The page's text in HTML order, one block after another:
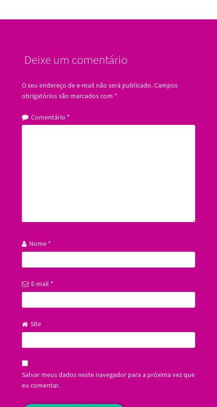
Deixe um comentário
O seu endereço de e-mail não será publicado.Campos
obrigatórios são marcados com *
Comentário *
Nome *
E-mail *
Site
Salvar meus dados neste navegador para a próxima vez que
eu comentar.